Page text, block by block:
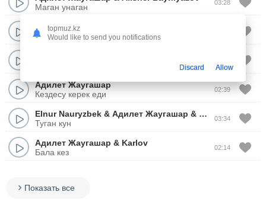
Маган унаган
03:28
Адилет Жаугашар
Жан гулим
Адилет Жаугашар
Кездесу керек еди
02:39
Elnur Nauryzbek & Адилет Жаугашар & Жандос
Туган кун
03:34
Адилет Жаугашар & Karlov
Бала кез
02:14
Показать все
topmuz.kz
Would like to send you notifications
Discard Allow